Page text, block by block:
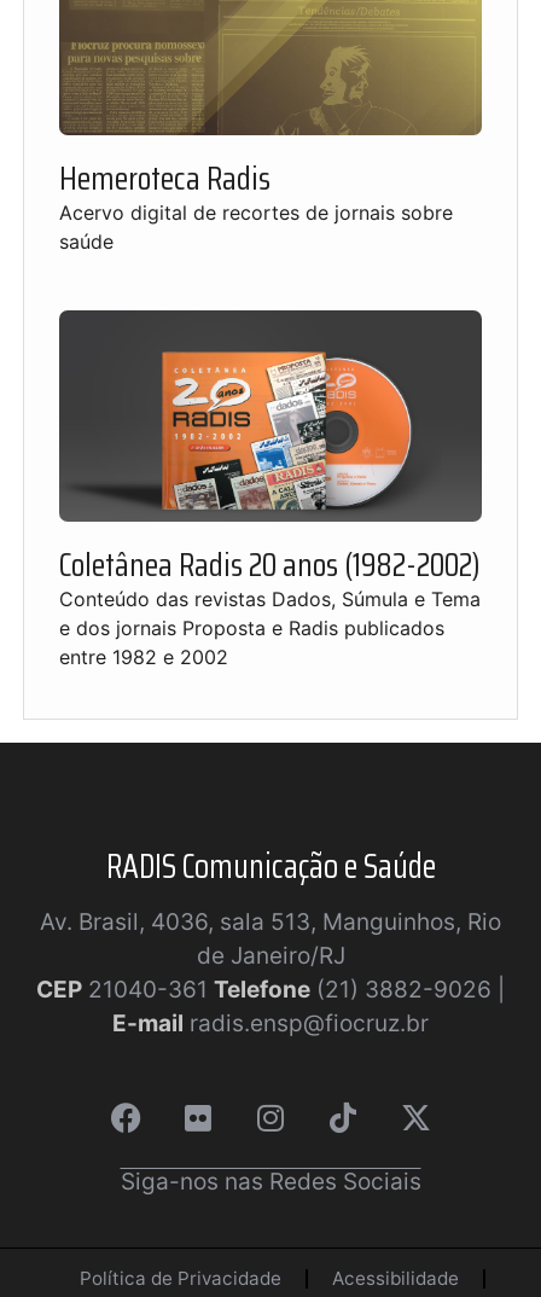
Hemeroteca Radis
Acervo digital de recortes de jornais sobre
saúde
Coletânea Radis 20 anos (1982-2002)
Conteúdo das revistas Dados, Súmula e Tema
e dos jornais Proposta e Radis publicados
entre 1982 e 2002
RADIS Comunicação e Saúde
Av. Brasil, 4036, sala 513, Manguinhos, Rio
de Janeiro/RJ
CEP 21040-361 Telefone (21) 3882-9026 |
E-mail radis.ensp@fiocruz.br
Siga-nos nas Redes Sociais
Política de Privacidade Acessibilidade